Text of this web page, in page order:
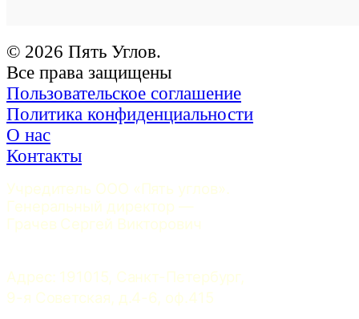
© 2026 Пять Углов.
Все права защищены
Пользовательское соглашение
Политика конфиденциальности
О нас
Контакты
Учредитель ООО «Пять углов».
Генеральный директор —
Грачев Сергей Викторович
Адрес: 191015, Санкт-Петербург,
9-я Советская, д.4-6, оф.415